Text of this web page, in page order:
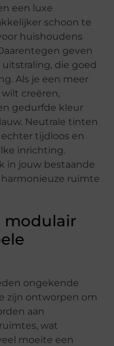
een luxe
schoon te
huishoudens
geven
die goed
Als je een meer
creëren,
gedurfde kleur
Neutrale tinten
tijdloos en
inrichting.
in jouw bestaande
ruimte
modulair
ongekende
zijn ontworpen om
aan
wat
moeite een